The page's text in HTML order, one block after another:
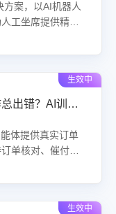
方案，以AI机器人
工坐席提供精准
生效中
拼多多电商充值订单操作总出错？AI训练场智能体一键模拟全流程！
体提供真实订单
单核对、催付、
生效中